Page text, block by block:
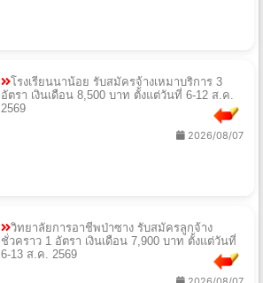
โรงเรียนนาน้อย รับสมัครจ้างเหมาบริการ 3
อัตรา เงินเดือน 8,500 บาท ตั้งแต่วันที่ 6-12 ส.ค.
2569
2026/08/07
วิทยาลัยการอาชีพป่าซาง รับสมัครลูกจ้าง
ชั่วคราว 1 อัตรา เงินเดือน 7,900 บาท ตั้งแต่วันที่
6-13 ส.ค. 2569